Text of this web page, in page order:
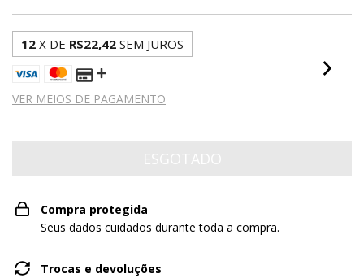
12 X DE R$22,42 SEM JUROS
VER MEIOS DE PAGAMENTO
Compra protegida
Seus dados cuidados durante toda a compra.
Trocas e devoluções